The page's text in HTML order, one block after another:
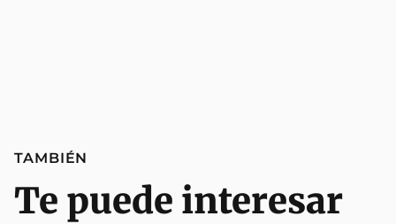
TAMBIÉN
Te puede interesar